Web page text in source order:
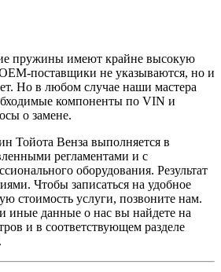
пружины имеют крайне высокую
поставщики не указываются, но и
Но в любом случае наши мастера
компоненты по VIN и
о замене.
Тойота Венза выполняется в
регламентами и с
оборудования. Результат
Чтобы записаться на удобное
стоимость услуги, позвоните нам.
иные данные о нас вы найдете на
и в соответствующем разделе